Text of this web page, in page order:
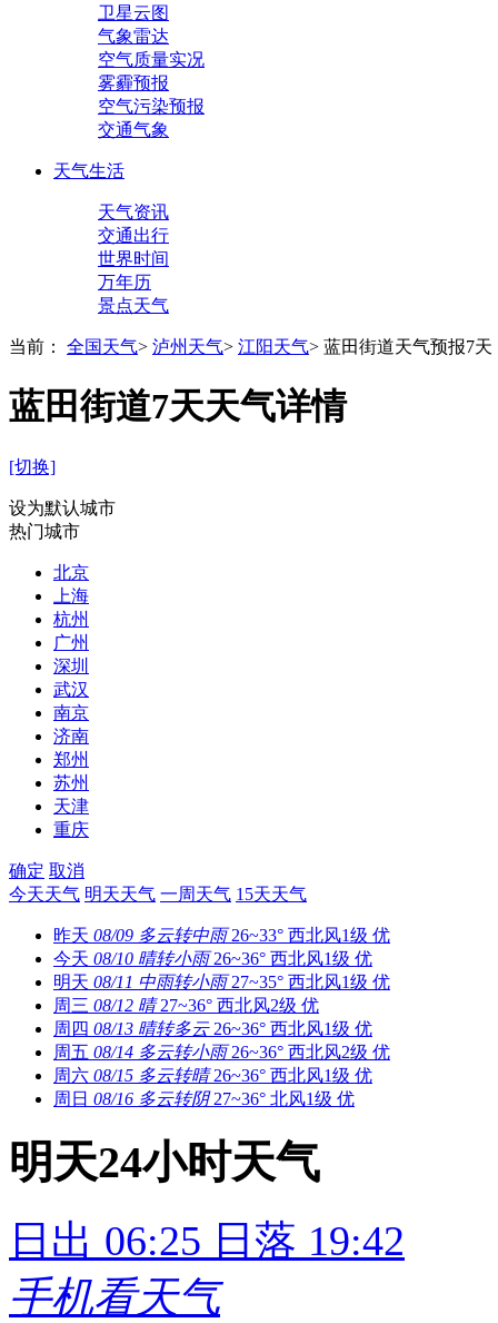
卫星云图
气象雷达
空气质量实况
雾霾预报
空气污染预报
交通气象
天气生活
天气资讯
交通出行
世界时间
万年历
景点天气
当前： 全国天气> 泸州天气> 江阳天气> 蓝田街道天气预报7天
蓝田街道7天天气详情
[切换]
设为默认城市
热门城市
北京
上海
杭州
广州
深圳
武汉
南京
济南
郑州
苏州
天津
重庆
确定 取消
今天天气 明天天气 一周天气 15天天气
昨天 08/09 多云转中雨 26~33° 西北风1级 优
今天 08/10 晴转小雨 26~36° 西北风1级 优
明天 08/11 中雨转小雨 27~35° 西北风1级 优
周三 08/12 晴 27~36° 西北风2级 优
周四 08/13 晴转多云 26~36° 西北风1级 优
周五 08/14 多云转小雨 26~36° 西北风2级 优
周六 08/15 多云转晴 26~36° 西北风1级 优
周日 08/16 多云转阴 27~36° 北风1级 优
明天24小时天气
日出 06:25 日落 19:42
手机看天气